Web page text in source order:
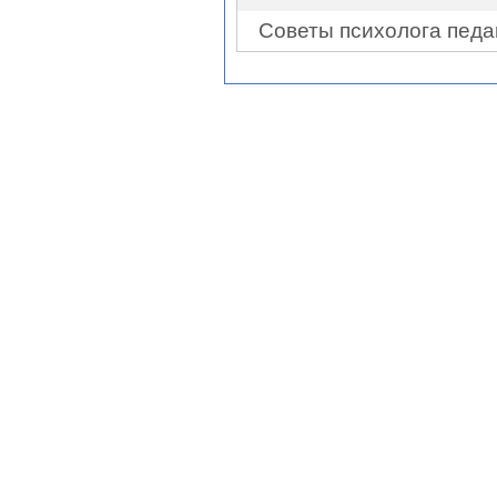
Советы психолога